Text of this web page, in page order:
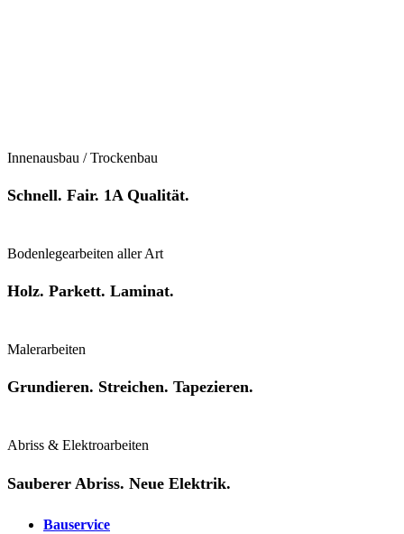
Innenausbau / Trockenbau
Schnell. Fair. 1A Qualität.
Bodenlegearbeiten aller Art
Holz. Parkett. Laminat.
Malerarbeiten
Grundieren. Streichen. Tapezieren.
Abriss & Elektroarbeiten
Sauberer Abriss. Neue Elektrik.
Bauservice